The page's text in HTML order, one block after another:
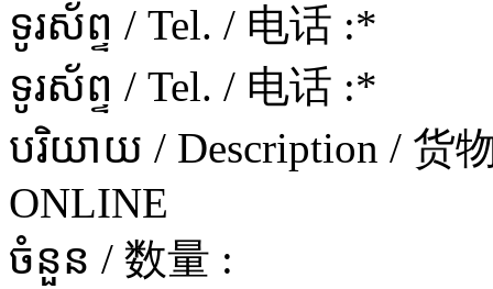
ទូរស័ព្ទ / Tel. / 电话 :*
ទូរស័ព្ទ / Tel. / 电话 :*
បរិយាយ / Description / 货
ONLINE
ចំនួន / 数量 :